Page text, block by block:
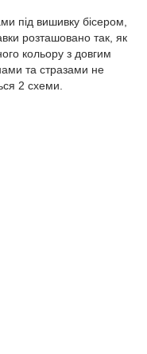
під вишивку бісером,
розташовано так, як
кольору з довгим
та стразами не
2 схеми.